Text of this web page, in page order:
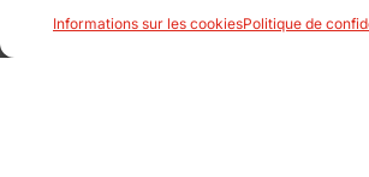
Informations sur les cookiesPolitique de